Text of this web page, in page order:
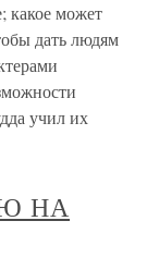
может
дать людям
учил их
НА